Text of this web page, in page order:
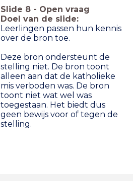
Slide 8 - Open vraag
Doel van de slide:
Leerlingen passen hun kennis
over de bron toe.
Deze bron ondersteunt de
stelling niet. De bron toont
alleen aan dat de katholieke
mis verboden was. De bron
toont niet wat wel was
toegestaan. Het biedt dus
geen bewijs voor of tegen de
stelling.